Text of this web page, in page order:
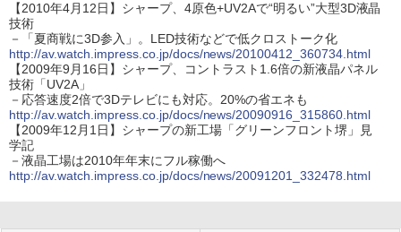
【2010年4月12日】シャープ、4原色+UV2Aで“明るい”大型3D液晶
技術
－「夏商戦に3D参入」。LED技術などで低クロストーク化
http://av.watch.impress.co.jp/docs/news/20100412_360734.html
【2009年9月16日】シャープ、コントラスト1.6倍の新液晶パネル
技術「UV2A」
－応答速度2倍で3Dテレビにも対応。20%の省エネも
http://av.watch.impress.co.jp/docs/news/20090916_315860.html
【2009年12月1日】シャープの新工場「グリーンフロント堺」見
学記
－液晶工場は2010年年末にフル稼働へ
http://av.watch.impress.co.jp/docs/news/20091201_332478.html